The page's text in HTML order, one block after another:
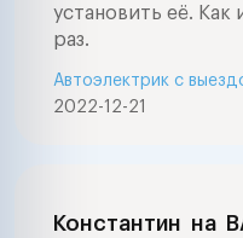
установить её.
раз.
2022-12-21
Автоэлектрик с
Константин на